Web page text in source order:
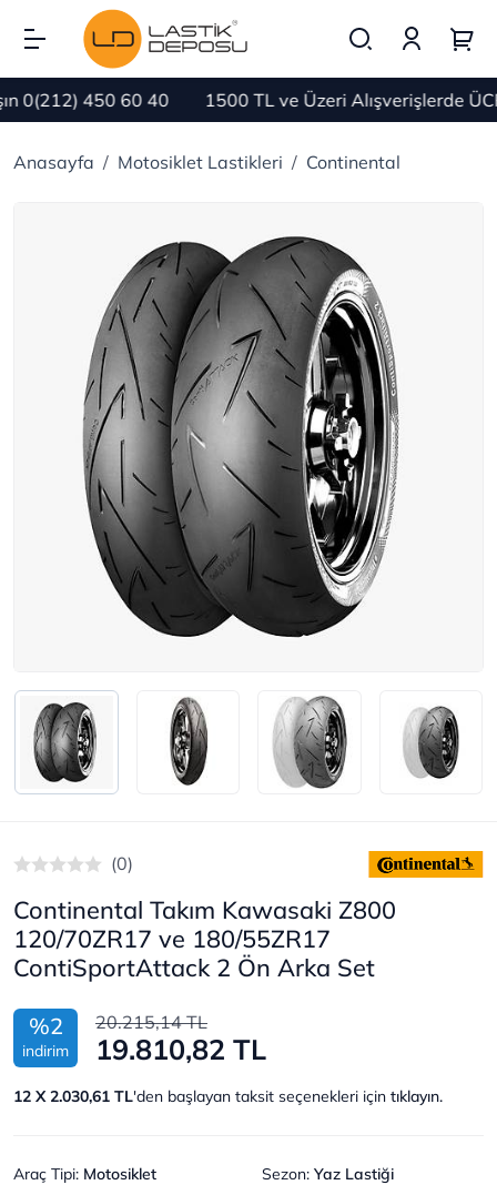
450 60 40 1500 TL ve Üzeri Alışverişlerde
Anasayfa Motosiklet Lastikleri Continental
(0)
Continental Takım Kawasaki Z800
120/70ZR17 ve 180/55ZR17
ContiSportAttack 2 Ön Arka Set
%2
indirim
20.215,14 TL
19.810,82 TL
12 X 2.030,61 TL'den başlayan taksit seçenekleri için tıklayın.
Araç Tipi: Motosiklet Sezon: Yaz Lastiği